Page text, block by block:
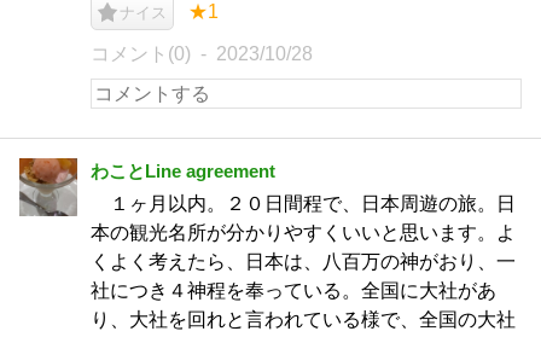
ナイス ★1
コメント(0) 2023/10/28
わことLine agreement
１ヶ月以内。２０日間程で、日本周遊の旅。日
本の観光名所が分かりやすくいいと思います。よ
くよく考えたら、日本は、八百万の神がおり、一
社につき４神程を奉っている。全国に大社があ
り、大社を回れと言われている様で、全国の大社